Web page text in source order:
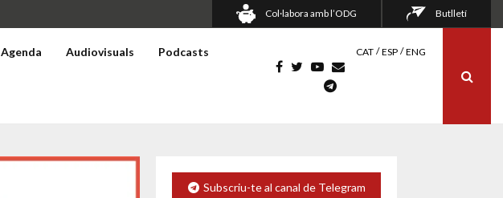
Col·labora amb l’ODG Butlletí
Agenda Audiovisuals Podcasts CAT ESP ENG
Subscriu-te al canal de Telegram